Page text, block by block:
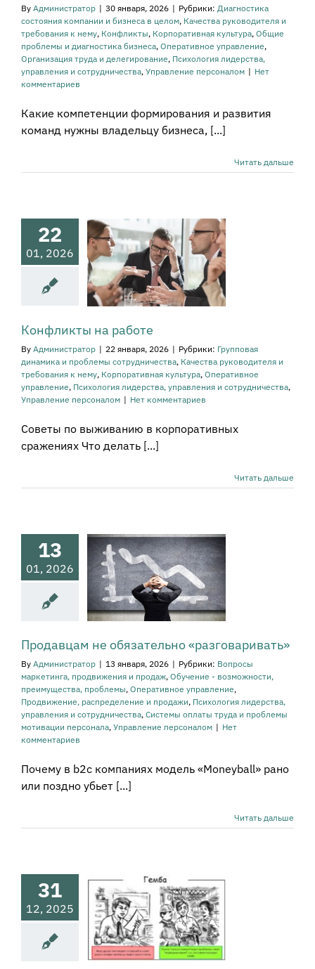
труда и
лидерства,
и
персоналом
By Администратор | 30 января, 2026 | Рубрики: Диагностика
состояния компании и бизнеса в целом, Качества руководителя и
требования к нему, Конфликты, Корпоративная культура, Общие
проблемы и диагностика бизнеса, Оперативное управление,
Организация труда и делегирование, Психология лидерства,
управления и сотрудничества, Управление персоналом | Нет
комментариев
Какие компетенции формирования и развития
команд нужны владельцу бизнеса, [...]
Читать дальше
22
01, 2026
динамика и
сотрудничества
руководителя и
к нему
культура
и
персоналом
Конфликты на работе
By Администратор | 22 января, 2026 | Рубрики: Групповая
динамика и проблемы сотрудничества, Качества руководителя и
требования к нему, Корпоративная культура, Оперативное
управление, Психология лидерства, управления и сотрудничества,
Управление персоналом | Нет комментариев
Советы по выживанию в корпоративных
сражениях Что делать [...]
Читать дальше
13
01, 2026
не
маркетинга,
и продаж
- возможности,
управление
и
Системы
и проблемы
персонала
персоналом
Продавцам не обязательно «разговаривать»
By Администратор | 13 января, 2026 | Рубрики: Вопросы
маркетинга, продвижения и продаж, Обучение - возможности,
преимущества, проблемы, Оперативное управление,
Продвижение, распределение и продажи, Психология лидерства,
управления и сотрудничества, Системы оплаты труда и проблемы
мотивации персонала, Управление персоналом | Нет
комментариев
Почему в b2c компаниях модель «Moneyball» рано
или поздно убьет [...]
Читать дальше
31
12, 2025
в Гембу
руководителя и
к нему
культура
бизнеса
управление